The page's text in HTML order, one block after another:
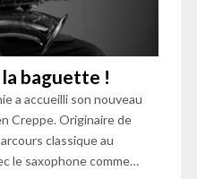
baguette !
a accueilli son nouveau
Creppe. Originaire de
classique au
le saxophone comme…